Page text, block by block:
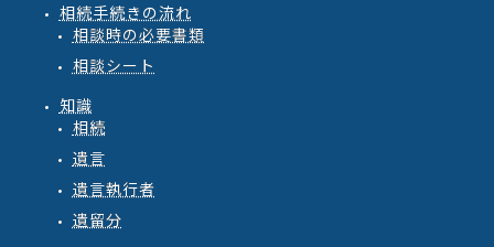
相続手続きの流れ
相談時の必要書類
相談シート
知識
相続
遺言
遺言執行者
遺留分